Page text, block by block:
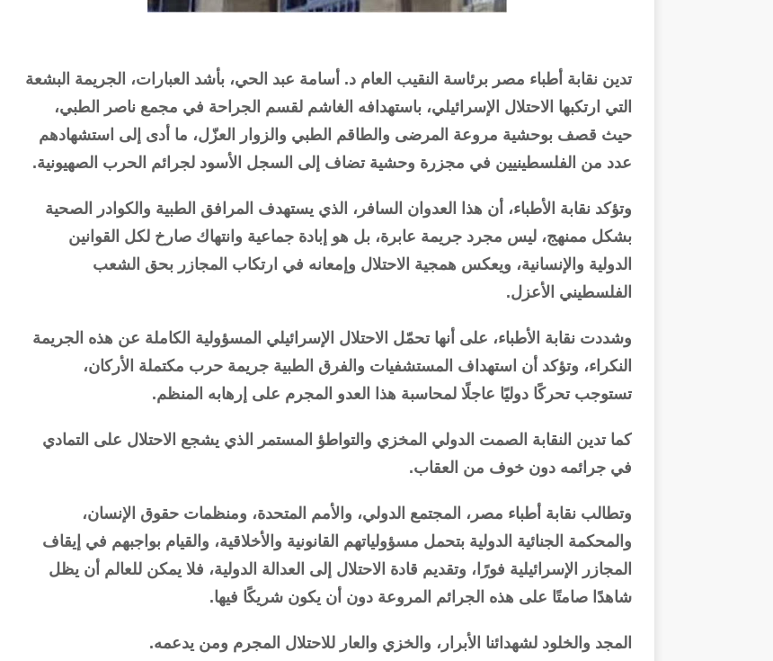
تدين نقابة أطباء مصر برئاسة النقيب العام د. أسامة عبد الحي، بأشد العبارات، الجريمة البشعة
التي ارتكبها الاحتلال الإسرائيلي، باستهدافه الغاشم لقسم الجراحة في مجمع ناصر الطبي،
حيث قصف بوحشية مروعة المرضى والطاقم الطبي والزوار العزّل، ما أدى إلى استشهادهم
عدد من الفلسطينيين في مجزرة وحشية تضاف إلى السجل الأسود لجرائم الحرب الصهيونية.
وتؤكد نقابة الأطباء، أن هذا العدوان السافر، الذي يستهدف المرافق الطبية والكوادر الصحية
بشكل ممنهج، ليس مجرد جريمة عابرة، بل هو إبادة جماعية وانتهاك صارخ لكل القوانين
الدولية والإنسانية، ويعكس همجية الاحتلال وإمعانه في ارتكاب المجازر بحق الشعب
الفلسطيني الأعزل.
وشددت نقابة الأطباء، على أنها تحمّل الاحتلال الإسرائيلي المسؤولية الكاملة عن هذه الجريمة
النكراء، وتؤكد أن استهداف المستشفيات والفرق الطبية جريمة حرب مكتملة الأركان،
تستوجب تحركًا دوليًا عاجلًا لمحاسبة هذا العدو المجرم على إرهابه المنظم.
كما تدين النقابة الصمت الدولي المخزي والتواطؤ المستمر الذي يشجع الاحتلال على التمادي
في جرائمه دون خوف من العقاب.
وتطالب نقابة أطباء مصر، المجتمع الدولي، والأمم المتحدة، ومنظمات حقوق الإنسان،
والمحكمة الجنائية الدولية بتحمل مسؤولياتهم القانونية والأخلاقية، والقيام بواجبهم في إيقاف
المجازر الإسرائيلية فورًا، وتقديم قادة الاحتلال إلى العدالة الدولية، فلا يمكن للعالم أن يظل
شاهدًا صامتًا على هذه الجرائم المروعة دون أن يكون شريكًا فيها.
المجد والخلود لشهدائنا الأبرار، والخزي والعار للاحتلال المجرم ومن يدعمه.